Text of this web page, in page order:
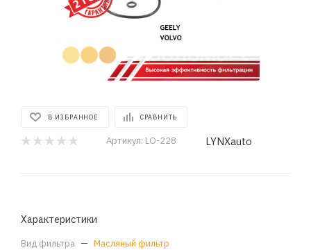
В ИЗБРАННОЕ СРАВНИТЬ
Артикул: LO-228 LYNXauto
Характеристики
Вид фильтра — Масляный фильтр